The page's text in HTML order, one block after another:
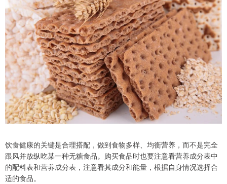
饮食健康的关键是合理搭配，做到食物多样、均衡营养，而不是完全
跟风并放纵吃某一种无糖食品。购买食品时也要注意看营养成分表中
的配料表和营养成分表，注意看其成分和能量，根据自身情况选择合
适的食品。